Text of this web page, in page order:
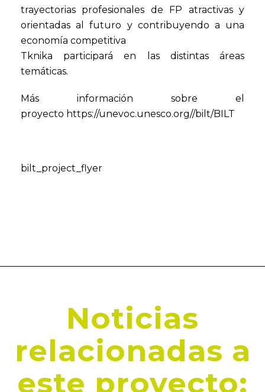
trayectorias profesionales de FP atractivas y
orientadas al futuro y contribuyendo a una
economía competitiva
Tknika participará en las distintas áreas
temáticas.
Más información sobre el
proyecto https://unevoc.unesco.org//bilt/BILT
bilt_project_flyer
Noticias
relacionadas a
este proyecto: